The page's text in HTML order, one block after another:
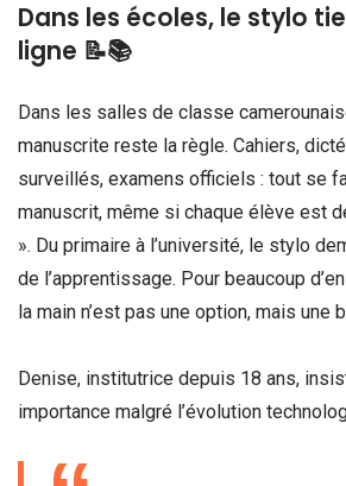
Dans les écoles, le stylo
ligne 📝📚
Dans les salles de classe
manuscrite reste la règle. Cahiers,
surveillés, examens officiels : tout se
manuscrit, même si chaque élève est
». Du primaire à l’université, le stylo
de l’apprentissage. Pour beaucoup
la main n’est pas une option, mais une
Denise, institutrice depuis 18 ans,
importance malgré l’évolution